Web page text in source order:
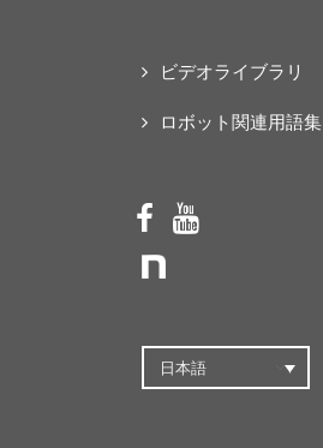
ビデオライブラリ
ロボット関連用語集
日本語